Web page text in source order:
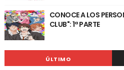
CONOCE A LOS
CLUB": 1ª PARTE
ÚLTIMO